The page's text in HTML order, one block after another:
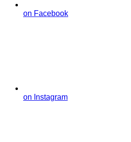
on Facebook
on Instagram